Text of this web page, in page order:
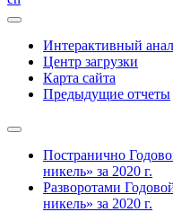
Интерактивный
Центр загрузки
Карта сайта
Предыдущие отчеты
Постранично
никель» за 2020 г.
Разворотами
никель» за 2020 г.